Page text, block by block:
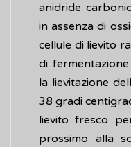
anidride
in assenza di
cellule di lievito
di
la lievitazione
38 gradi
lievito fresco
prossimo alla